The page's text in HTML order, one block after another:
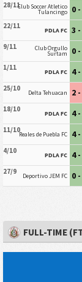
28/11Club Soccer Atletico
Tulancingo 0
22/11 PDLA FC 3
9/11
Club Orgullo
Surtam 0
1/11
PDLA FC 4
25/10
Delta Tehuacan 2
18/10
PDLA FC 4
11/10Reales de Puebla FC 4
4/10
PDLA FC 4
27/9
Deportivo JEM FC 0
FULL-TIME